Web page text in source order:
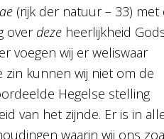
(rijk der natuur – 33) met
over deze heerlijkheid
voegen wij er weliswaar
zin kunnen wij niet om de
Hegelse stelling
van het zijnde. Er is in
waarin wij ons